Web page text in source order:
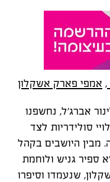
, אמפי פארק אשקלון
אברג'ל, נחשפנו
סולידריות לצד
מבין היושבים בקהל
ספיר גניש ולוחמת
שנעמדו וסיפרו